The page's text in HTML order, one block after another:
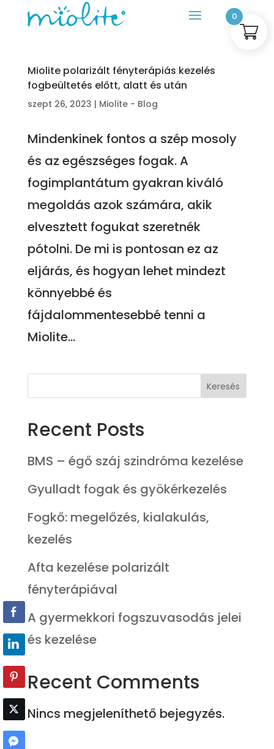
Miolite polarizált fényterápiás kezelés
fogbeültetés előtt, alatt és után
szept 26, 2023 | Miolite - Blog
Mindenkinek fontos a szép mosoly
és az egészséges fogak. A
fogimplantátum gyakran kiváló
megoldás azok számára, akik
elvesztett fogukat szeretnék
pótolni. De mi is pontosan ez az
eljárás, és hogyan lehet mindezt
könnyebbé és
fájdalommentesebbé tenni a
Miolite...
Keresés
Recent Posts
BMS – égő száj szindróma kezelése
Gyulladt fogak és gyökérkezelés
Fogkő: megelőzés, kialakulás,
kezelés
Afta kezelése polarizált
fényterápiával
A gyermekkori fogszuvasodás jelei
és kezelése
Recent Comments
Nincs megjeleníthető bejegyzés.
0